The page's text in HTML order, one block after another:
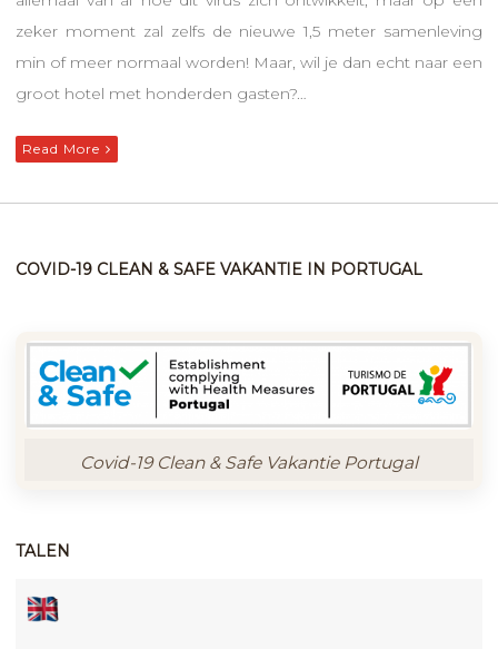
zeker moment zal zelfs de nieuwe 1,5 meter samenleving
min of meer normaal worden! Maar, wil je dan echt naar een
groot hotel met honderden gasten?…
Read More
COVID-19 CLEAN & SAFE VAKANTIE IN PORTUGAL
Covid-19 Clean & Safe Vakantie Portugal
TALEN